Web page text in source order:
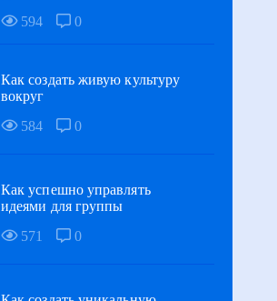
594
0
Как создать живую культуру
вокруг
584
0
Как успешно управлять
идеями для группы
571
0